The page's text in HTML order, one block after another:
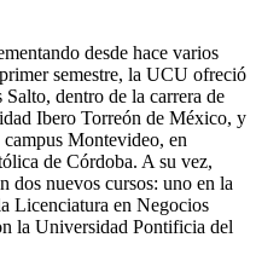
desde hace varios
semestre, la UCU ofreció
dentro de la carrera de
Ibero Torreón de México, y
Montevideo, en
de Córdoba. A su vez,
dos nuevos cursos: uno en la
Licenciatura en Negocios
la Universidad Pontificia del